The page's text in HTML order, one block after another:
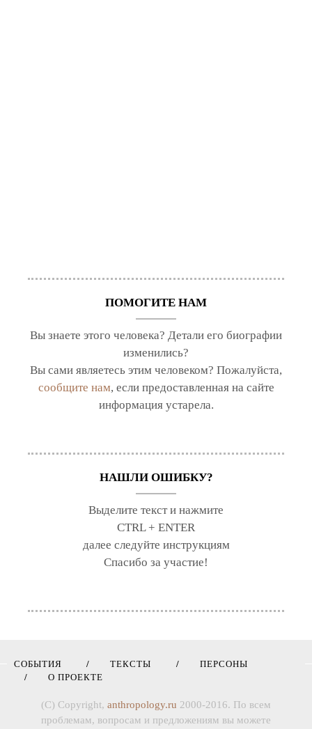
ПОМОГИТЕ НАМ
Вы знаете этого человека? Детали его биографии
изменились?
Вы сами являетесь этим человеком? Пожалуйста,
сообщите нам, если предоставленная на сайте
информация устарела.
НАШЛИ ОШИБКУ?
Выделите текст и нажмите
CTRL + ENTER
далее следуйте инструкциям
Спасибо за участие!
СОБЫТИЯ ТЕКСТЫ
ПЕРСОНЫ
О ПРОЕКТЕ
(C) Copyright, anthropology.ru 2000-2016. По всем
проблемам, вопросам и предложениям вы можете